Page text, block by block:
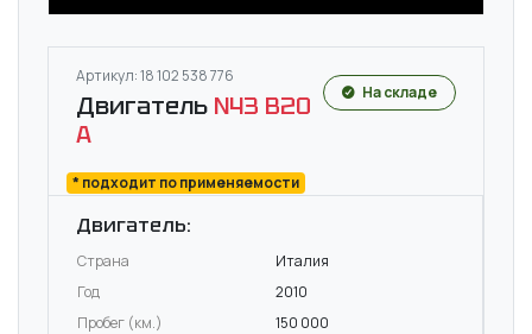
Артикул: 18 102 538 776
Двигатель N43 B20
A
* подходит по применяемости
На складе
Двигатель:
Страна
Италия
Год
2010
Пробег (км.)
150 000